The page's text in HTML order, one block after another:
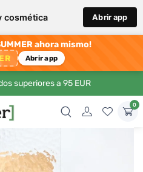
cosmética Abrir app
ahora mismo!
Abrir app
superiores a 95 EUR
0